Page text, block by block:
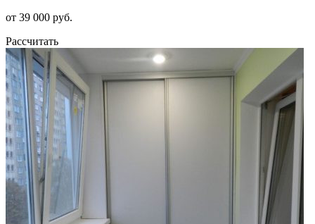
от 39 000 руб.
Рассчитать